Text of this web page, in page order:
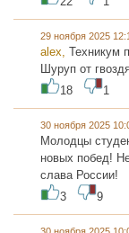
29 ноября 2025
alex, Техникум
Шуруп от
18
1
30 ноября 2025
Молодцы
новых побед!
слава России!
3
9